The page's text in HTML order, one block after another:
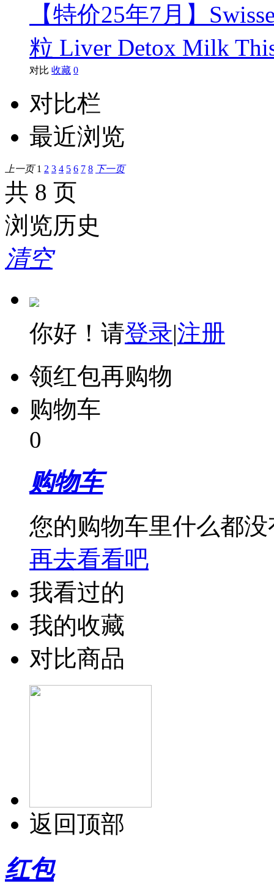
【特价25年7月】
粒 Liver Detox Milk
对比 收藏 0
对比栏
最近浏览
上一页 1 2 3 4 5 6 7 8 下一页
共 8 页
浏览历史
清空
你好！请登录|注册
领红包再购物
购物车
0
购物车
您的购物车里什么都没
再去看看吧
我看过的
我的收藏
对比商品
返回顶部
红包